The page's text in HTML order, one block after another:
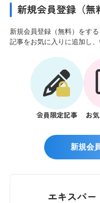
新規会員登録（無
新規会員登録（無料）をす
記事をお気に入りに追加し
会員限定記事 お
新規会
エキスパ